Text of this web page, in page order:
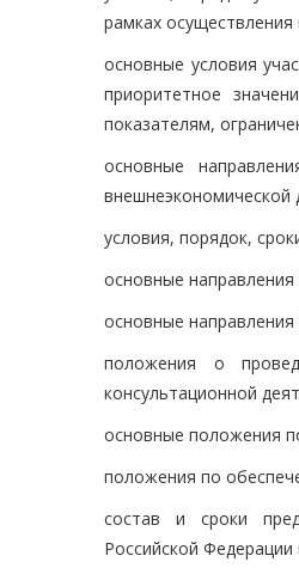
рамках
основные условия
приоритетное
показателям,
основные
внешнеэкономической
условия, порядок,
основные
основные
положения о
консультационной
основные положения
положения по
состав и сроки
Российской